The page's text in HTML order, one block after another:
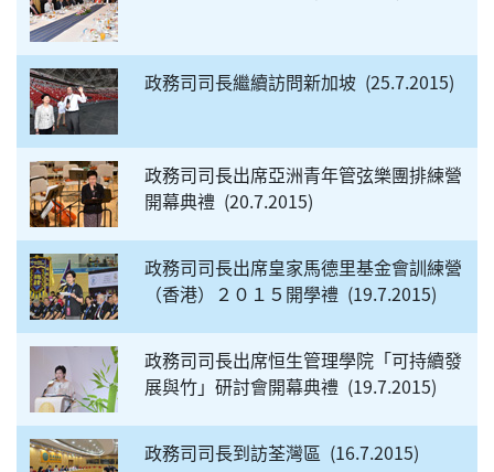
政務司司長繼續訪問新加坡 25.7.2015
政務司司長出席亞洲青年管弦樂團排練營
開幕典禮 20.7.2015
政務司司長出席皇家馬德里基金會訓練營
（香港）２０１５開學禮 19.7.2015
政務司司長出席恒生管理學院「可持續發
展與竹」研討會開幕典禮 19.7.2015
政務司司長到訪荃灣區 16.7.2015